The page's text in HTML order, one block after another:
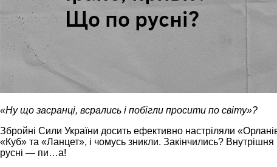
«Ну що засранці, всрались і побігли просити по світу»?
Збройні Сили України досить ефективно настріляли
«Куб» та «Ланцет», і чомусь зникли. Закінчились?
русні — пи…а!